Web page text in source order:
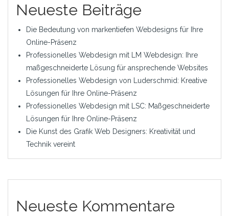
Neueste Beiträge
Die Bedeutung von markentiefen Webdesigns für Ihre
Online-Präsenz
Professionelles Webdesign mit LM Webdesign: Ihre
maßgeschneiderte Lösung für ansprechende Websites
Professionelles Webdesign von Luderschmid: Kreative
Lösungen für Ihre Online-Präsenz
Professionelles Webdesign mit LSC: Maßgeschneiderte
Lösungen für Ihre Online-Präsenz
Die Kunst des Grafik Web Designers: Kreativität und
Technik vereint
Neueste Kommentare